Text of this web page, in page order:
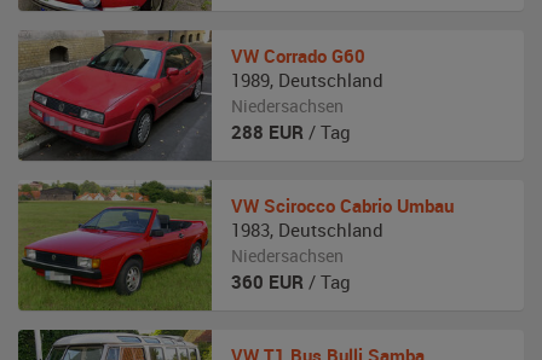
VW Corrado G60
1989, Deutschland
Niedersachsen
288 EUR / Tag
VW Scirocco Cabrio Umbau
1983, Deutschland
Niedersachsen
360 EUR / Tag
VW T1 Bus Bulli Samba